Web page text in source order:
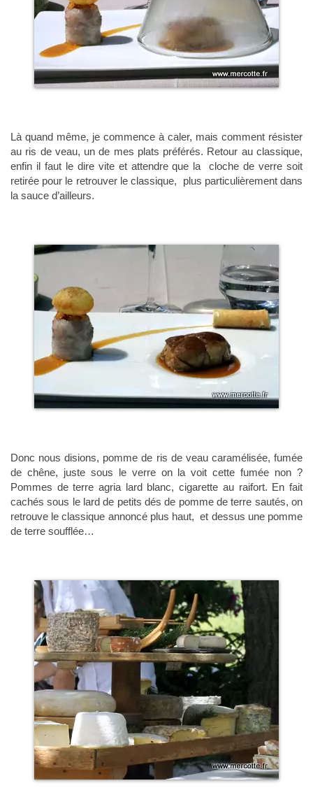
Là quand même, je commence à caler, mais comment résister
au ris de veau, un de mes plats préférés. Retour au classique,
enfin il faut le dire vite et attendre que la cloche de verre soit
retirée pour le retrouver le classique, plus particulièrement dans
la sauce d’ailleurs.
Donc nous disions, pomme de ris de veau caramélisée, fumée
de chêne, juste sous le verre on la voit cette fumée non ?
Pommes de terre agria lard blanc, cigarette au raifort. En fait
cachés sous le lard de petits dés de pomme de terre sautés, on
retrouve le classique annoncé plus haut, et dessus une pomme
de terre soufflée…